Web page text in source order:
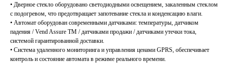
• Дверное стекло оборудовано светодиодными освещением, закаленным стеклом
с подогревом, что предотвращает запотевание стекла и конденсацию влаги.
• Автомат оборудован современными датчиками: температуры, датчиком
падения / Vend Assure TM / датчиками продажи / датчиками утечки тока,
системой гарантированной доставки.
• Система удаленного мониторинга и управления ценами GPRS, обеспечивает
контроль и состояние автомата в режиме реального времени.